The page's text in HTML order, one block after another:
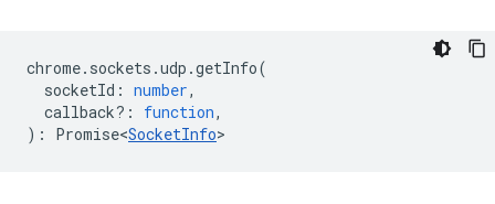
chrome. sockets .udp .getInfo(
socketId : number,
callback? : function,
) : Promise<SocketInfo>